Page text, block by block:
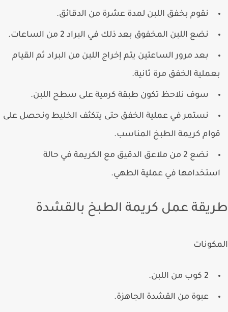
نقوم بخفق اللبن لمدة عشرة من الدقائق.
نضع اللبن المخفوق بعد ذلك في البراد 2 من الساعات.
بعد مرور الساعتين يتم إخراج اللبن من البراد ثم القيام
الخفق مرة ثانية.
سوف نلاحظ تكون طبقة كرمية على سطح اللبن.
نستمر في عملية الخفق حتى يتكثف الخليط ونحصل على
كريمة الطبخ المناسب.
نضع 2 من ملاعق الدقيق مع الكريمة في حالة
في عملية الطهي.
عمل كريمة الطبخ بالقشدة
عبوة من القشدة الجاهزة.